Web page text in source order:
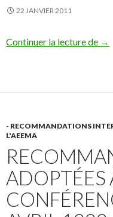
22 JANVIER 2011
Continuer la lecture de →
- RECOMMANDATIONS
L'AEEMA
ADOPTÉES